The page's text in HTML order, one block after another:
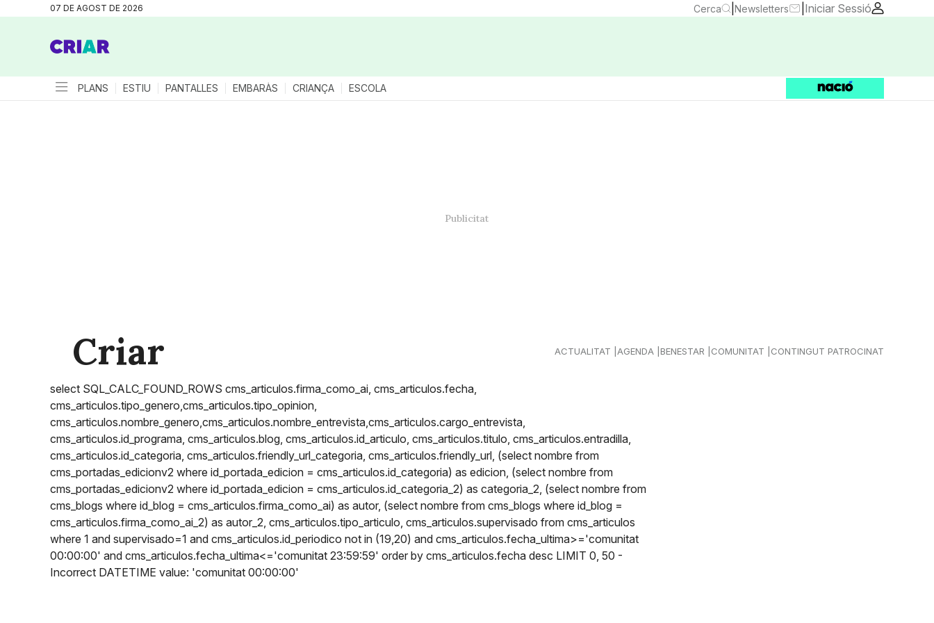
07 DE AGOST DE 2026 Cerca Newsletters Iniciar Sessió
PLANS ESTIU PANTALLES EMBARÀS CRIANÇA ESCOLA
Criar ACTUALITAT AGENDA BENESTAR COMUNITAT CONTINGUT PATROCINAT
select SQL_CALC_FOUND_ROWS cms_articulos.firma_como_ai, cms_articulos.fecha,
cms_articulos.tipo_genero,cms_articulos.tipo_opinion,
cms_articulos.nombre_genero,cms_articulos.nombre_entrevista,cms_articulos.cargo_entrevista,
cms_articulos.id_programa, cms_articulos.blog, cms_articulos.id_articulo, cms_articulos.titulo, cms_articulos.entradilla,
cms_articulos.id_categoria, cms_articulos.friendly_url_categoria, cms_articulos.friendly_url, (select nombre from
cms_portadas_edicionv2 where id_portada_edicion = cms_articulos.id_categoria) as edicion, (select nombre from
cms_portadas_edicionv2 where id_portada_edicion = cms_articulos.id_categoria_2) as categoria_2, (select nombre from
cms_blogs where id_blog = cms_articulos.firma_como_ai) as autor, (select nombre from cms_blogs where id_blog =
cms_articulos.firma_como_ai_2) as autor_2, cms_articulos.tipo_articulo, cms_articulos.supervisado from cms_articulos
where 1 and supervisado=1 and cms_articulos.id_periodico not in (19,20) and cms_articulos.fecha_ultima>='comunitat
00:00:00' and cms_articulos.fecha_ultima<='comunitat 23:59:59' order by cms_articulos.fecha desc LIMIT 0, 50 -
Incorrect DATETIME value: 'comunitat 00:00:00'